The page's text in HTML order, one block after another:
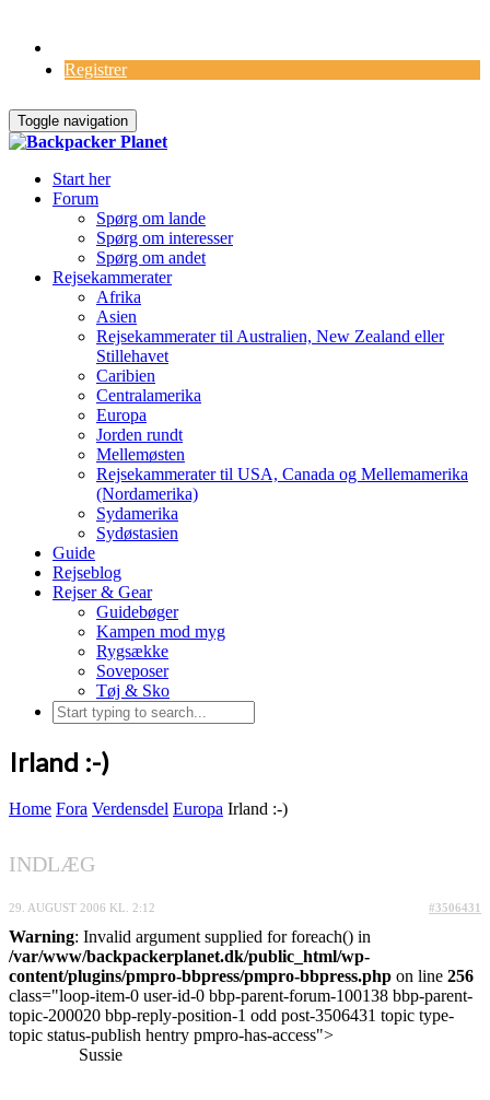
Registrer
Toggle navigation
Start her
Forum
Spørg om lande
Spørg om interesser
Spørg om andet
Rejsekammerater
Afrika
Asien
Rejsekammerater til Australien, New Zealand eller
Stillehavet
Caribien
Centralamerika
Europa
Jorden rundt
Mellemøsten
Rejsekammerater til USA, Canada og Mellemamerika
(Nordamerika)
Sydamerika
Sydøstasien
Guide
Rejseblog
Rejser & Gear
Guidebøger
Kampen mod myg
Rygsække
Soveposer
Tøj & Sko
Irland :-)
Home Fora Verdensdel Europa Irland :-)
INDLÆG
29. AUGUST 2006 KL. 2:12 #3506431
Warning: Invalid argument supplied for foreach() in
/var/www/backpackerplanet.dk/public_html/wp-
content/plugins/pmpro-bbpress/pmpro-bbpress.php on line 256
class="loop-item-0 user-id-0 bbp-parent-forum-100138 bbp-parent-
topic-200020 bbp-reply-position-1 odd post-3506431 topic type-
topic status-publish hentry pmpro-has-access">
Sussie